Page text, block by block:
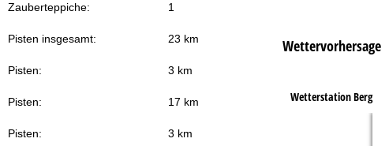
Zauberteppiche: 1
Pisten insgesamt: 23 km
Pisten: 3 km
Pisten: 17 km
Pisten: 3 km
Wettervorhersage
Wetterstation Berg